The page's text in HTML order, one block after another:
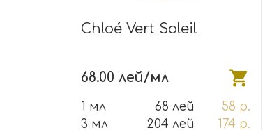
Chloé Vert Soleil
68.00 лей/мл
1 мл 68 лей
58 р.
3 мл
204 лей
174 р.